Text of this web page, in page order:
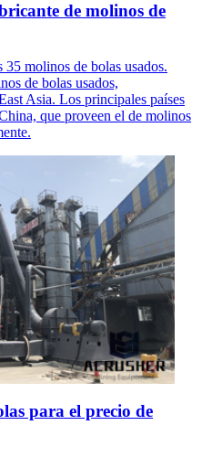
de molinos de
molinos de bolas usados.
de bolas usados,
Asia. Los principales países
que proveen el de molinos
para el precio de